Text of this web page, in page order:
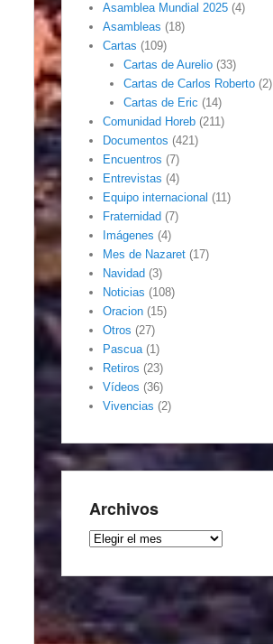
Asamblea Mundial 2025 (4)
Asambleas (18)
Cartas (109)
Cartas de Aurelio(33)
Cartas de Carlos Roberto(2)
Cartas de Eric (14)
Comunidad Horeb (211)
Documentos (421)
Encuentros (7)
Entrevistas (4)
Equipo internacional (11)
Fraternidad (7)
Imágenes (4)
Mes de Nazaret (17)
Navidad (3)
Noticias (108)
Oracion (15)
Otros (27)
Pascua(1)
Retiros (23)
Vídeos (36)
Vivencias (2)
Archivos
Archivos